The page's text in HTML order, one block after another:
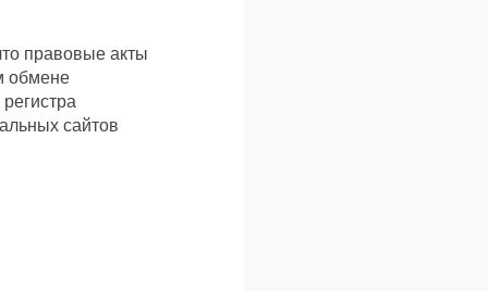
правовые акты
обмене
сайтов